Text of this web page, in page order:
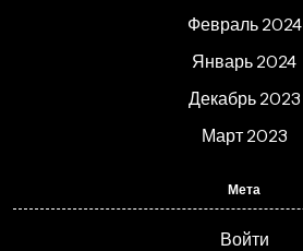
Февраль 2024
Январь 2024
Декабрь 2023
Март 2023
Мета
Войти